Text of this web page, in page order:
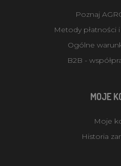
Poznaj
Metody płatności
Ogólne
B2B -
MOJE
Moje
Historia